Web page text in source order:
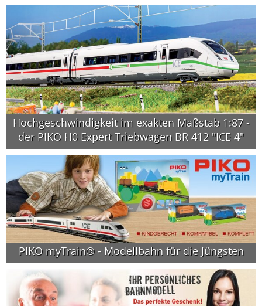
Hochgeschwindigkeit im exakten Maßstab 1:87 -
der PIKO H0 Expert Triebwagen BR 412 "ICE 4"
PIKO myTrain® - Modellbahn für die Jüngsten